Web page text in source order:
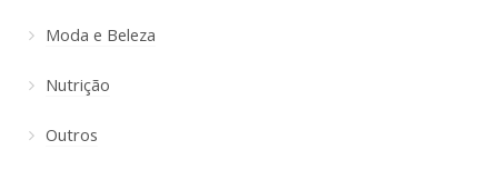
Moda e Beleza
Nutrição
Outros